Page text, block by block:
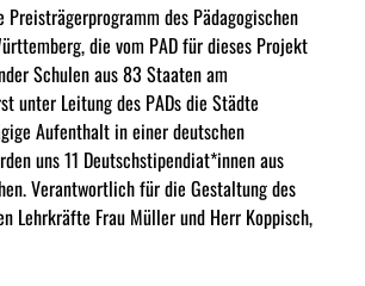
des Pädagogischen
die vom PAD für dieses Projekt
Schulen aus 83 Staaten am
unter Leitung des PADs die Städte
Aufenthalt in einer deutschen
uns 11 Deutschstipendiat*innen aus
Verantwortlich für die Gestaltung des
Lehrkräfte Frau Müller und Herr Koppisch,